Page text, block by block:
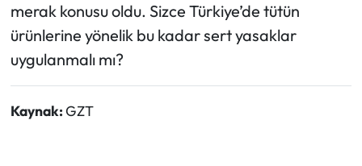
merak konusu oldu. Sizce Türkiye’de tütün
ürünlerine yönelik bu kadar sert yasaklar
uygulanmalı mı?
Kaynak:GZT